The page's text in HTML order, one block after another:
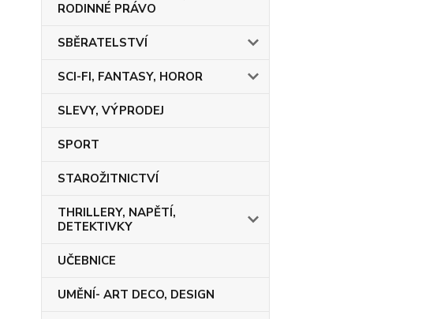
RODINNÉ PRÁVO
SBĚRATELSTVÍ
SCI-FI, FANTASY, HOROR
SLEVY, VÝPRODEJ
SPORT
STAROŽITNICTVÍ
THRILLERY, NAPĚTÍ,
DETEKTIVKY
UČEBNICE
UMĚNÍ- ART DECO, DESIGN